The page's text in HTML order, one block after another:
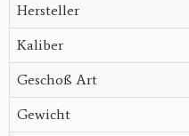
Hersteller
Kaliber
Geschoß Art
Gewicht